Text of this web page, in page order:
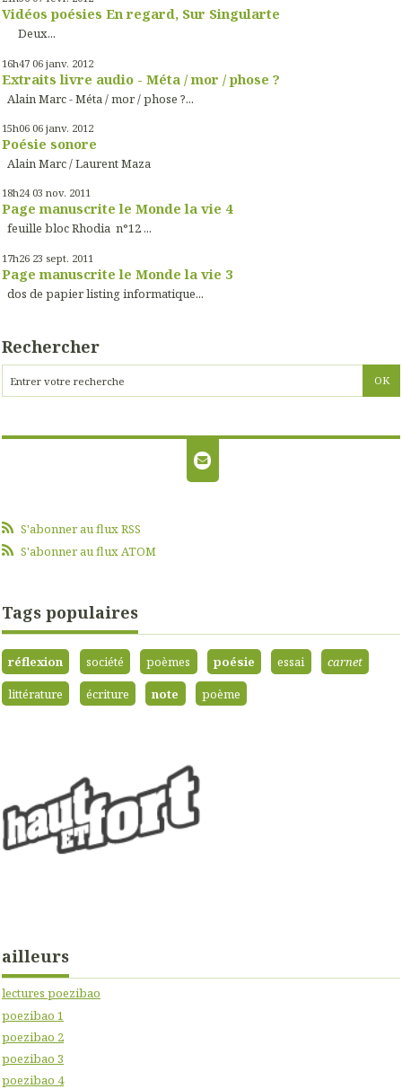
Vidéos poésies En regard, Sur Singularte
Deux...
16h47 06 janv. 2012
Extraits livre audio - Méta / mor / phose ?
Alain Marc - Méta / mor / phose ?...
15h06 06 janv. 2012
Poésie sonore
Alain Marc / Laurent Maza
18h24 03 nov. 2011
Page manuscrite le Monde la vie 4
feuille bloc Rhodia n°12 ...
17h26 23 sept. 2011
Page manuscrite le Monde la vie 3
dos de papier listing informatique...
Rechercher
S'abonner au flux RSS
S'abonner au flux ATOM
Tags populaires
réflexion société poèmes poésie essai
carnet
littérature
écriture note poème
ailleurs
lectures poezibao
poezibao 1
poezibao 2
poezibao 3
poezibao 4